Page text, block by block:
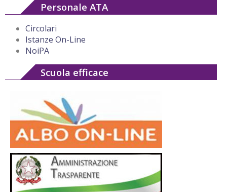
Personale ATA
Circolari
Istanze On-Line
NoiPA
Scuola efficace